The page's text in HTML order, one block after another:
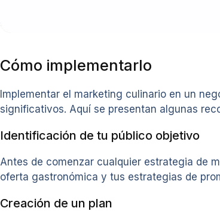
Cómo implementarlo
Implementar el marketing culinario en un
significativos. Aquí se presentan algunas
Identificación de tu público objetivo
Antes de comenzar cualquier estrategia de
oferta gastronómica y tus estrategias de
Creación de un plan